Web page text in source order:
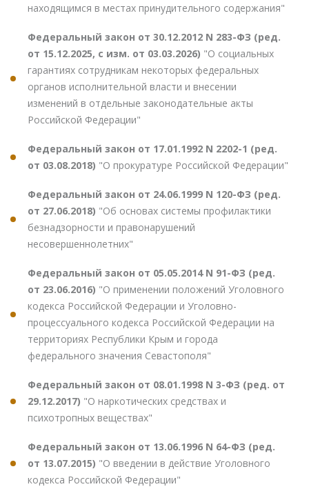
находящимся в местах принудительного содержания"
Федеральный закон от 30.12.2012 N 283-ФЗ (ред.
от 15.12.2025, с изм. от 03.03.2026) "О социальных
гарантиях сотрудникам некоторых федеральных
органов исполнительной власти и внесении
изменений в отдельные законодательные акты
Российской Федерации"
Федеральный закон от 17.01.1992 N 2202-1 (ред.
от 03.08.2018) "О прокуратуре Российской Федерации"
Федеральный закон от 24.06.1999 N 120-ФЗ (ред.
от 27.06.2018) "Об основах системы профилактики
безнадзорности и правонарушений
несовершеннолетних"
Федеральный закон от 05.05.2014 N 91-ФЗ (ред.
от 23.06.2016) "О применении положений Уголовного
кодекса Российской Федерации и Уголовно-
процессуального кодекса Российской Федерации на
территориях Республики Крым и города
федерального значения Севастополя"
Федеральный закон от 08.01.1998 N 3-ФЗ (ред. от
29.12.2017) "О наркотических средствах и
психотропных веществах"
Федеральный закон от 13.06.1996 N 64-ФЗ (ред.
от 13.07.2015) "О введении в действие Уголовного
кодекса Российской Федерации"